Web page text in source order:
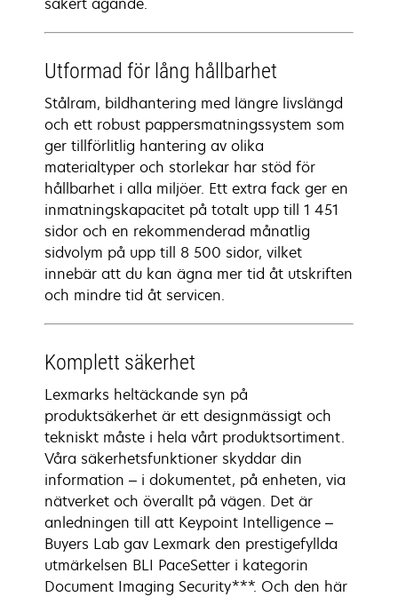
Utformad för lång hållbarhet
Stålram, bildhantering med längre livslängd
och ett robust pappersmatningssystem som
ger tillförlitlig hantering av olika
materialtyper och storlekar har stöd för
hållbarhet i alla miljöer. Ett extra fack ger en
inmatningskapacitet på totalt upp till 1 451
sidor och en rekommenderad månatlig
sidvolym på upp till 8 500 sidor, vilket
innebär att du kan ägna mer tid åt utskriften
och mindre tid åt servicen.
Komplett säkerhet
Lexmarks heltäckande syn på
produktsäkerhet är ett designmässigt och
tekniskt måste i hela vårt produktsortiment.
Våra säkerhetsfunktioner skyddar din
information – i dokumentet, på enheten, via
nätverket och överallt på vägen. Det är
anledningen till att Keypoint Intelligence –
Buyers Lab gav Lexmark den prestigefyllda
utmärkelsen BLI PaceSetter i kategorin
Document Imaging Security***. Och den här